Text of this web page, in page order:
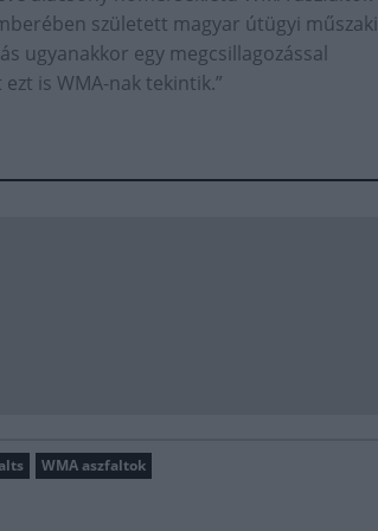
született magyar útügyi műszaki
ugyanakkor egy megcsillagozással
is WMA-nak tekintik.”
WMA aszfaltok